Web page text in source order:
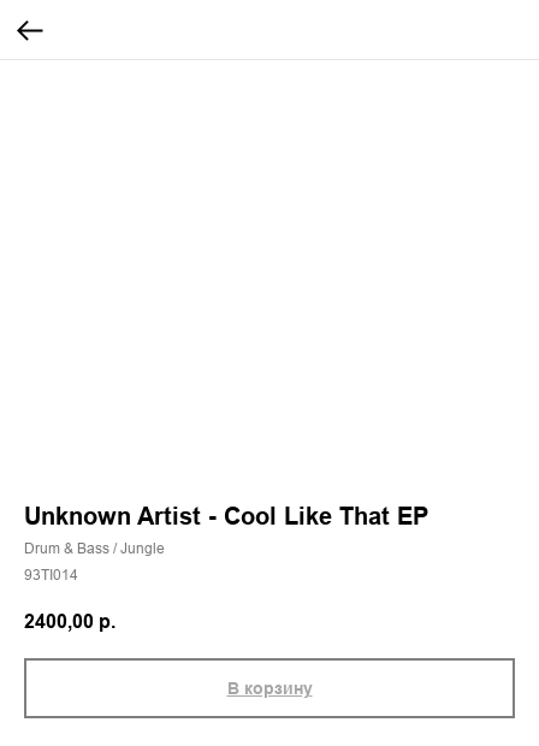
Unknown Artist - Cool Like That EP
Drum & Bass / Jungle
93TI014
2400,00 р.
В корзину